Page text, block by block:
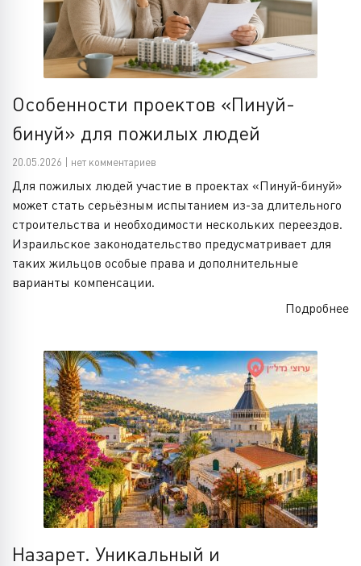
Особенности проектов «Пинуй-
бинуй» для пожилых людей
20.05.2026 | нет комментариев
Для пожилых людей участие в проектах «Пинуй-бинуй»
может стать серьёзным испытанием из-за длительного
строительства и необходимости нескольких переездов.
Израильское законодательство предусматривает для
таких жильцов особые права и дополнительные
варианты компенсации.
Подробнее
Назарет. Уникальный и